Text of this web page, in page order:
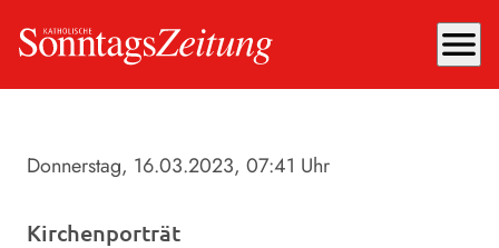
menu
Donnerstag, 16.03.2023, 07:41 Uhr
Kirchenporträt